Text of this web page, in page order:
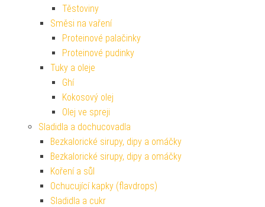
Těstoviny
Směsi na vaření
Proteinové palačinky
Proteinové pudinky
Tuky a oleje
Ghí
Kokosový olej
Olej ve spreji
Sladidla a dochucovadla
Bezkalorické sirupy, dipy a omáčky
Bezkalorické sirupy, dipy a omáčky
Koření a sůl
Ochucující kapky (flavdrops)
Sladidla a cukr